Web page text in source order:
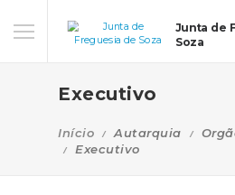
Junta de
Soza
Executivo
Início Autarquia
Executivo